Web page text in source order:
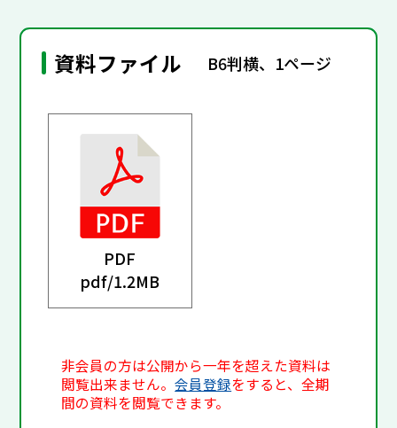
資料ファイル B6判横、1ページ
PDF
pdf/1.2MB
非会員の方は公開から一年を超えた資料は
閲覧出来ません。会員登録をすると、全期
間の資料を閲覧できます。